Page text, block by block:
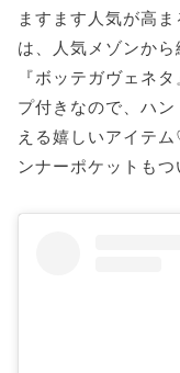
ますます人気が高
は、人気メゾンから
『ボッテガヴェネ
プ付きなので、ハ
える嬉しいアイテ
ンナーポケットも